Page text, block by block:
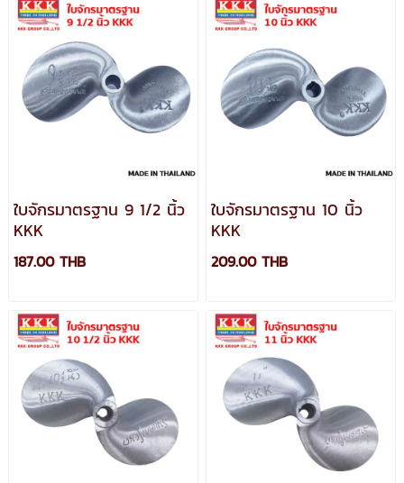
ใบจักรมาตรฐาน 9 1/2 นิ้ว
KKK
187.00 THB
ใบจักรมาตรฐาน 10 นิ้ว
KKK
209.00 THB